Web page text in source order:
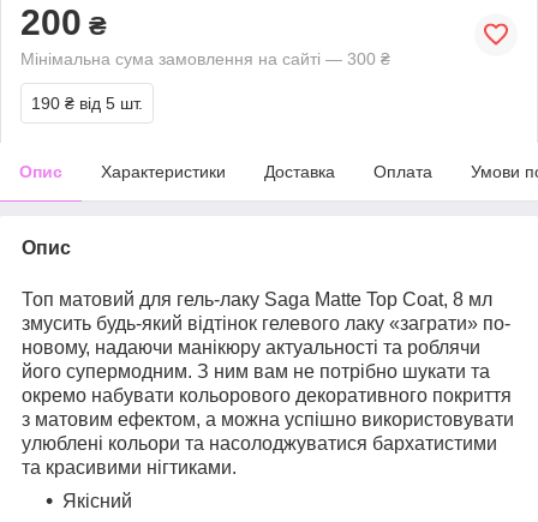
200 ₴
Мінімальна сума замовлення на сайті — 300 ₴
190 ₴ від 5 шт.
Опис Характеристики Доставка Оплата Умови
Опис
Топ матовий для гель-лаку Saga Matte Top Coat, 8 мл
змусить будь-який відтінок гелевого лаку «заграти» по-
новому, надаючи манікюру актуальності та роблячи
його супермодним. З ним вам не потрібно шукати та
окремо набувати кольорового декоративного покриття
з матовим ефектом, а можна успішно використовувати
улюблені кольори та насолоджуватися бархатистими
та красивими нігтиками.
Якісний